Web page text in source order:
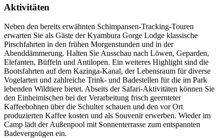
Aktivitäten
Neben den bereits erwähnten Schimpansen-Tracking-Touren
erwarten Sie als Gäste der Kyambura Gorge Lodge klassische
Pirschfahrten in den frühen Morgenstunden und in der
Abenddämmerung. Halten Sie Ausschau nach Löwen, Geparden,
Elefanten, Büffeln und Antilopen. Ein weiteres Highlight sind die
Bootsfahrten auf dem Kazinga-Kanal, der Lebensraum für diverse
Vogelarten und zahlreiche Trink- und Badestellen für die im Park
lebenden Wildtiere bietet. Abseits der Safari-Aktivitäten können Sie
den Einheimischen bei der Verarbeitung frisch geernteter
Kaffeebohnen über die Schulter schauen und den vor Ort
produzierten Kaffee kosten und als Souvenir erwerben. Wieder im
Camp lädt der Außenpool mit Sonnenterrasse zum entspannten
Badevergnügen ein.